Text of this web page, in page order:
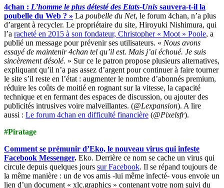
4chan : L’homme le plus détesté des Etats-Unis sauvera-t-il la
poubelle du Web ? » La poubelle du Net, le forum 4chan, n’a plus
d’argent à recycler. Le propriétaire du site, Hiroyuki Nishimura, qui
l’a racheté en 2015 à son fondateur, Christopher « Moot » Poole, a
publié un message pour prévenir ses utilisateurs. « Nous avons
essayé de maintenir 4chan tel qu’il est. Mais j’ai échoué. Je suis
sincèrement désolé. » Sur ce le patron propose plusieurs alternatives,
expliquant qu’il n’a pas assez d’argent pour continuer à faire tourner
le site s’il reste en l’état : augmenter le nombre d’abonnés premium,
réduire les coûts de moitié en rognant sur la vitesse, la capacité
technique et en fermant des espaces de discussion, ou ajouter des
publicités intrusives voire malveillantes. (@Lexpansion). A lire
aussi : Le forum 4chan en difficulté financière (@Pixelsfr).
#Piratage
Comment se prémunir d’Eko, le nouveau virus qui infeste
Facebook Messenger. Eko. Derrière ce nom se cache un virus qui
circule depuis quelques jours sur Facebook. Il se répand toujours de
la même manière : un de vos amis -lui même infecté- vous envoie un
lien d’un document « xlc.graphics » contenant votre nom suivi du